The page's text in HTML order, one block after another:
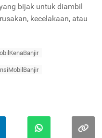
bijak untuk diambil
kecelakaan, atau